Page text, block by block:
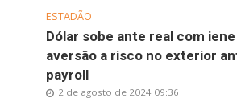
ESTADÃO
Dólar sobe ante real com
aversão a risco no exterior
payroll
2 de agosto de 2024 09:36